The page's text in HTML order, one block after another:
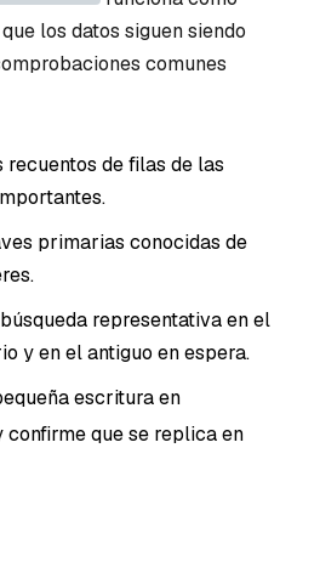
los datos siguen siendo
comunes
de filas de las
primarias conocidas de
representativa en el
y en el antiguo en espera.
escritura en
confirme que se replica en